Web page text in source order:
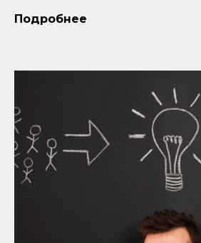
Подробнее